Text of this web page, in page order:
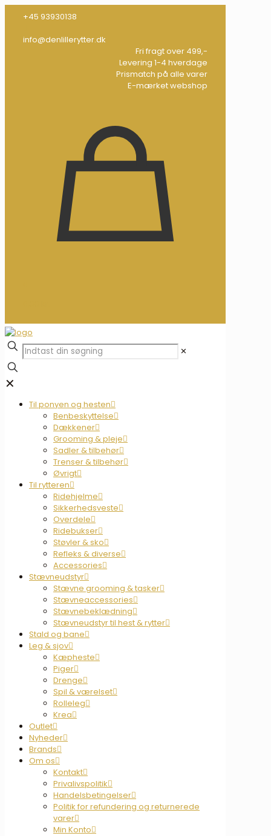
+45 93930138
info@denlillerytter.dk
Fri fragt over 499,-
Levering 1-4 hverdage
Prismatch på alle varer
E-mærket webshop
✕
✕
Til ponyen og hesten
Benbeskyttelse
Dækkener
Grooming & pleje
Sadler & tilbehør
Trenser & tilbehør
Øvrigt
Til rytteren
Ridehjelme
Sikkerhedsveste
Overdele
Ridebukser
Støvler & sko
Refleks & diverse
Accessories
Stævneudstyr
Stævne grooming & tasker
Stævneaccessories
Stævnebeklædning
Stævneudstyr til hest & rytter
Stald og bane
Leg & sjov
Kæpheste
Piger
Drenge
Spil & værelset
Rolleleg
Krea
Outlet
Nyheder
Brands
Om os
Kontakt
Privalivspolitik
Handelsbetingelser
Politik for refundering og returnerede
varer
Min Konto